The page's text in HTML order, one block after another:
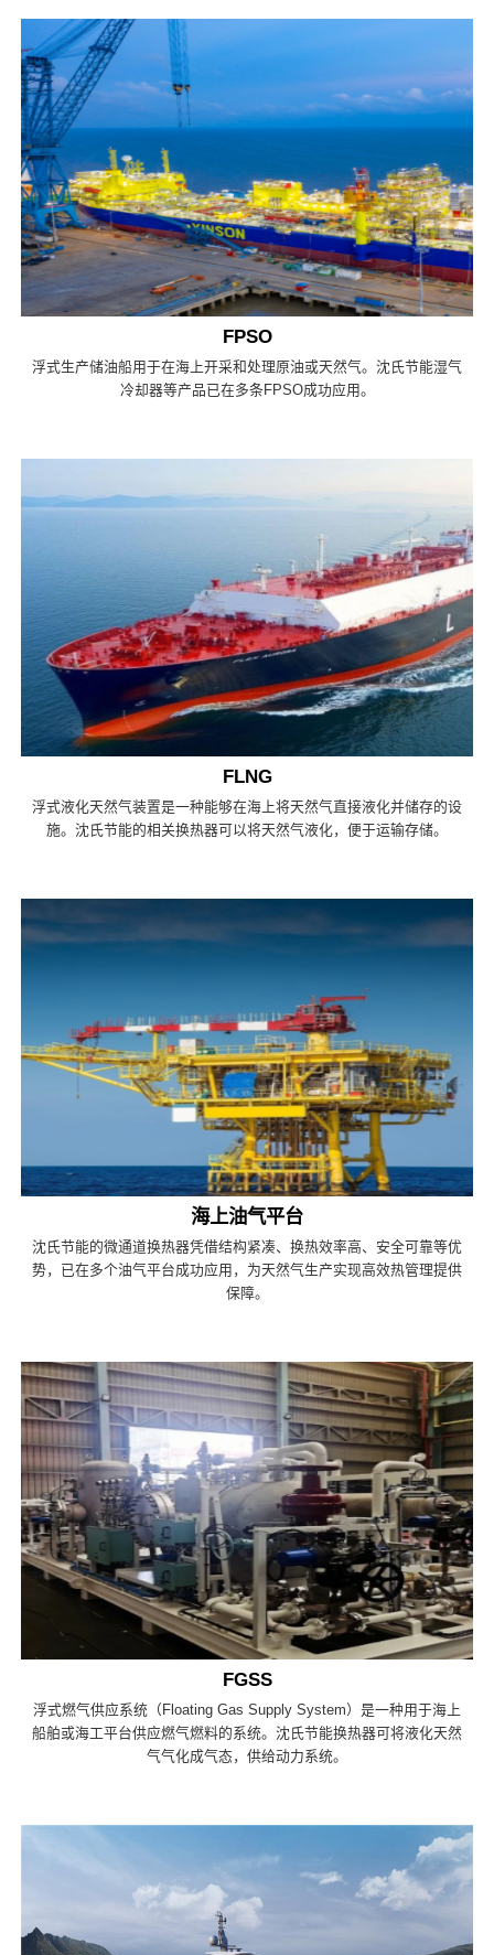
FPSO
浮式生产储油船用于在海上开采和处理原油或天然气。沈氏节能湿气
冷却器等产品已在多条FPSO成功应用。
FLNG
浮式液化天然气装置是一种能够在海上将天然气直接液化并储存的设
施。沈氏节能的相关换热器可以将天然气液化，便于运输存储。
海上油气平台
沈氏节能的微通道换热器凭借结构紧凑、换热效率高、安全可靠等优
势，已在多个油气平台成功应用，为天然气生产实现高效热管理提供
保障。
FGSS
浮式燃气供应系统（Floating Gas Supply System）是一种用于海上
船舶或海工平台供应燃气燃料的系统。沈氏节能换热器可将液化天然
气气化成气态，供给动力系统。